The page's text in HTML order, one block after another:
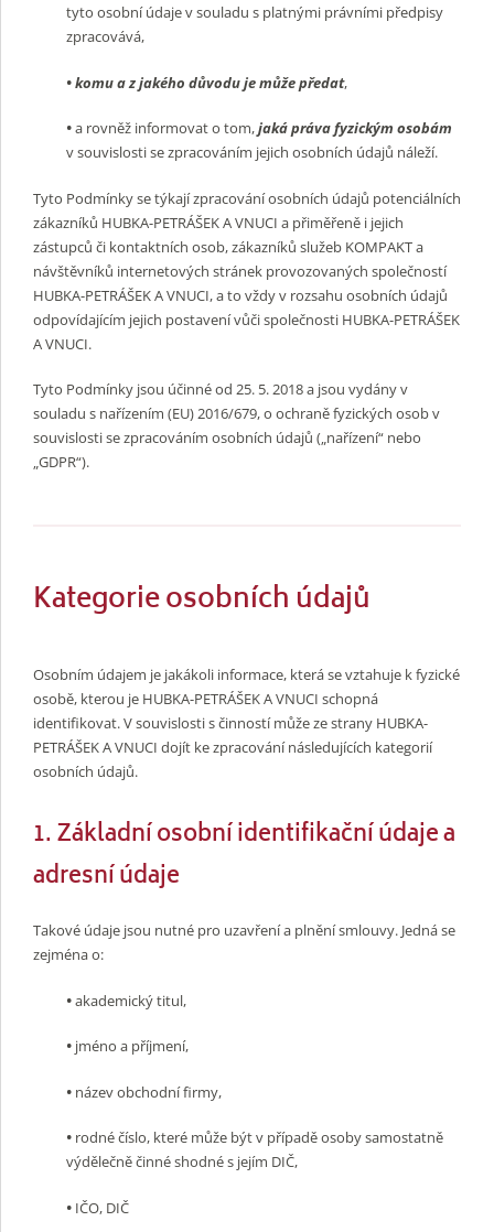
tyto osobní údaje v souladu s platnými právními předpisy
zpracovává,
• komu a z jakého důvodu je může předat,
•a rovněž informovat o tom,jakápráva fyzickým osobám
v souvislosti se zpracováním jejich osobních údajů náleží.
Tyto Podmínky se týkají zpracování osobních údajů potenciálních
zákazníků HUBKA-PETRÁŠEK A VNUCI a přiměřeně i jejich
zástupců či kontaktních osob, zákazníků služeb KOMPAKT a
návštěvníků internetových stránek provozovaných společností
HUBKA-PETRÁŠEK A VNUCI, a to vždy v rozsahu osobních údajů
odpovídajícím jejich postavení vůči společnosti HUBKA-PETRÁŠEK
A VNUCI.
Tyto Podmínky jsou účinné od 25. 5. 2018 a jsou vydány v
souladu s nařízením (EU) 2016/679, o ochraně fyzických osob v
souvislosti se zpracováním osobních údajů („nařízení“ nebo
„GDPR“).
Kategorie osobních údajů
Osobním údajem je jakákoli informace, která se vztahuje k fyzické
osobě, kterou je HUBKA-PETRÁŠEK A VNUCI schopná
identifikovat. V souvislosti s činností může ze strany HUBKA-
PETRÁŠEK A VNUCI dojít ke zpracování následujících kategorií
osobních údajů.
1. Základní osobní identifikační údaje a
adresní údaje
Takové údaje jsou nutné pro uzavření a plnění smlouvy. Jedná se
zejména o:
•akademický titul,
• jméno a příjmení,
• název obchodní firmy,
• rodné číslo, které může být v případě osoby samostatně
výdělečně činné shodné s jejím DIČ,
• IČO, DIČ